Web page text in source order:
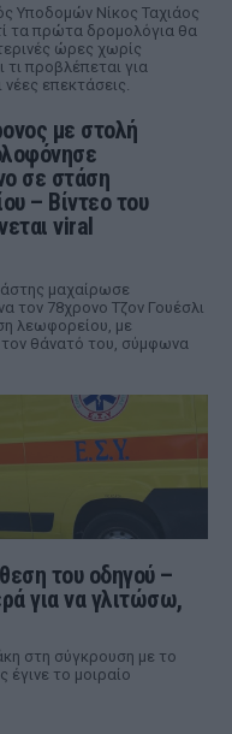
Υποδομών Νίκος Ταχιάος
τα πρώτα δρομολόγια θα
ώρες χωρίς
τι προβλέπεται για
νέες επεκτάσεις.
με στολή
σε στάση
– Βίντεο του
viral
μαχαίρωσε
τον 78χρονο Τζον Γουέσλι
λεωφορείου, με
θάνατό του, σύμφωνα
του οδηγού –
για να γλιτώσω,
στη σύγκρουση με το
έγινε το μοιραίο